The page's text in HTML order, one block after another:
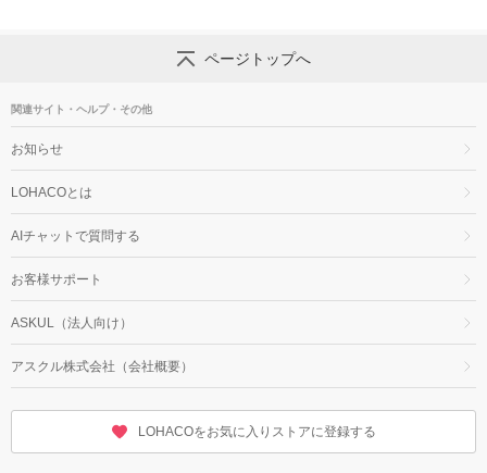
ページトップへ
関連サイト・ヘルプ・その他
お知らせ
LOHACOとは
AIチャットで質問する
お客様サポート
ASKUL（法人向け）
アスクル株式会社（会社概要）
LOHACOをお気に入りストアに登録する